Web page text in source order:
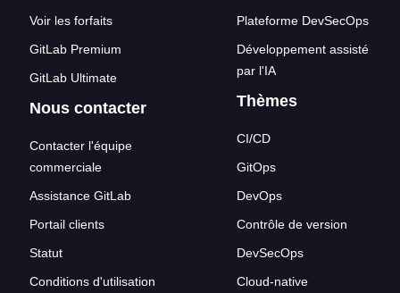
Voir les forfaits
GitLab Premium
GitLab Ultimate
Nous contacter
Contacter l'équipe
commerciale
Assistance GitLab
Portail clients
Statut
Conditions d'utilisation
Plateforme DevSecOps
Développement assisté
par l'IA
Thèmes
CI/CD
GitOps
DevOps
Contrôle de version
DevSecOps
Cloud-native